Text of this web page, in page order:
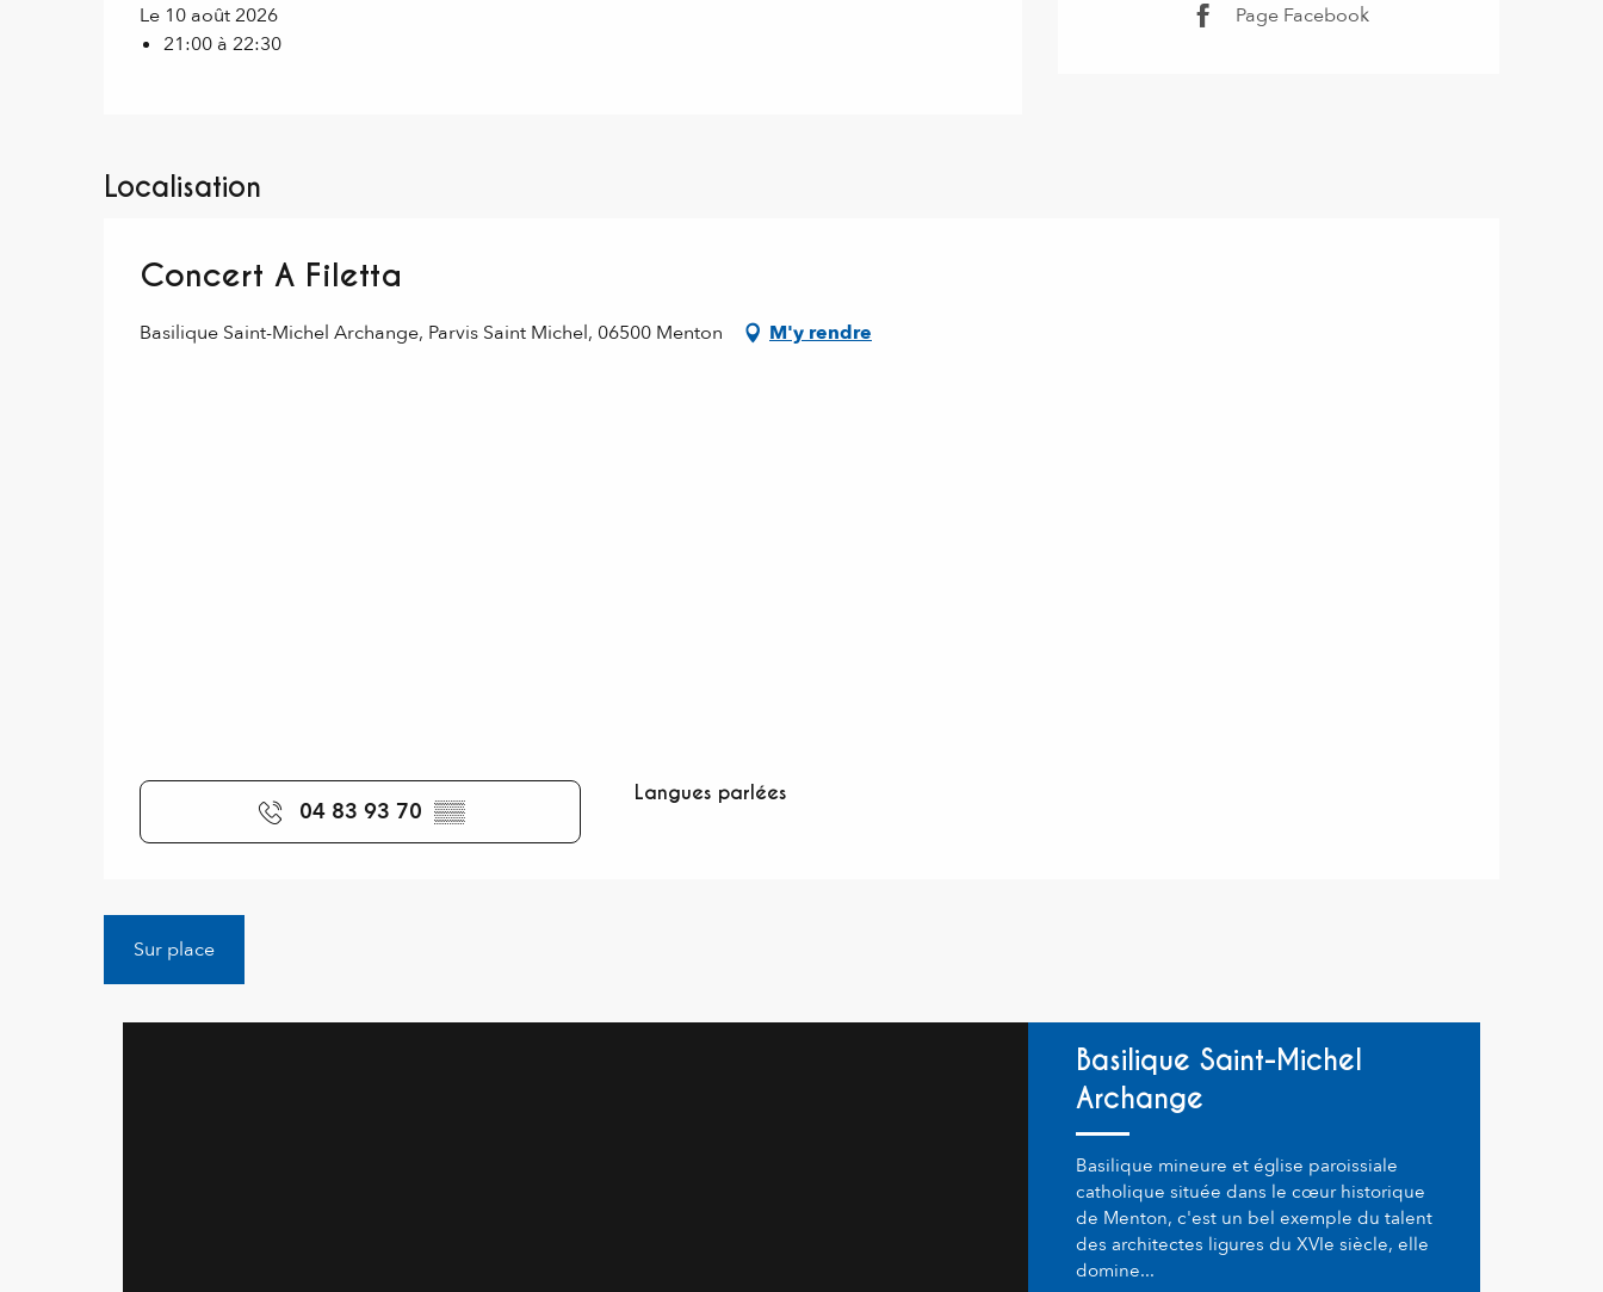
Page Facebook
Le 10 août 2026
21:00 à 22:30
Localisation
Concert A Filetta
Basilique Saint-Michel Archange, Parvis Saint Michel, 06500 Menton M'y rendre
04 83 93 70 ▒▒
Langues parlées
Langues parlées
Sur place
Basilique Saint-Michel
Archange
Basilique mineure et église paroissiale
catholique située dans le cœur historique
de Menton, c'est un bel exemple du talent
des architectes ligures du XVIe siècle, elle
domine...